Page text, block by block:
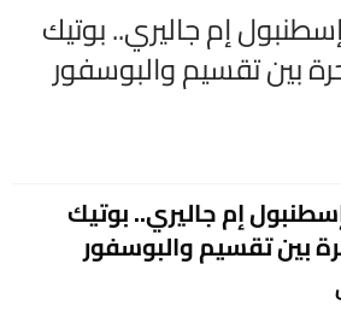
إم جاليري.. بوتيك
بين تقسيم والبوسفور
إم جاليري.. بوتيك
بين تقسيم والبوسفور